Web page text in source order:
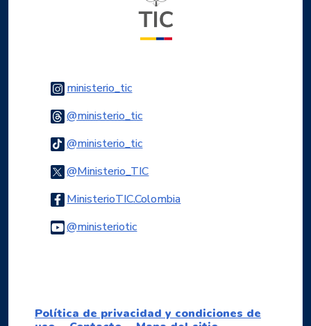
ministerio_ticLogo Instagram
@ministerio_ticLogo Threads
@ministerio_ticLogo Tiktok
@Ministerio_TICLogo Twitter
MinisterioTIC.ColombiaLogo Facebook
@ministerioticLogo Youtube
Política de privacidad y condiciones de